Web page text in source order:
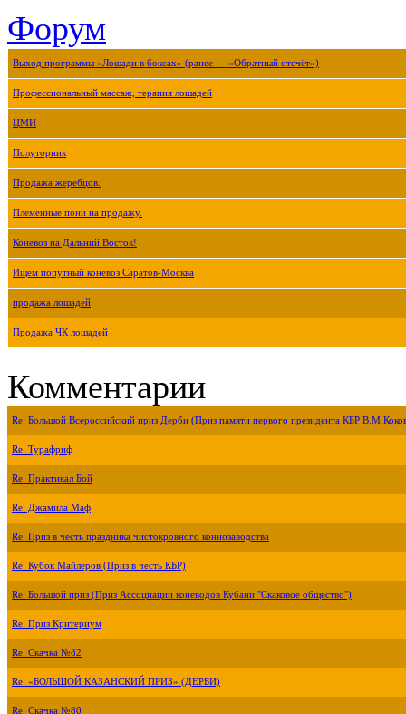
Форум
Выход программы «Лошади в боксах» (ранее — «Обратный отсчёт»)
Профессиональный массаж, терапия лошадей
ЦМИ
Полуторник
Продажа жеребцов.
Племенные пони на продажу.
Коневоз на Дальний Восток!
Ищем попутный коневоз Саратов-Москва
продажа лошадей
Продажа ЧК лошадей
Комментарии
Re: Большой Всероссийский приз Дерби (Приз памяти первого президента КБР
Re: Турафриф
Re: Практикал Бой
Re: Джамила Маф
Re: Приз в честь праздника чистокровного коннозаводства
Re: Кубок Майлеров (Приз в честь КБР)
Re: Большой приз (Приз Ассоциации коневодов Кубани "Скаковое общество")
Re: Приз Критериум
Re: Скачка №82
Re: «БОЛЬШОЙ КАЗАНСКИЙ ПРИЗ» (ДЕРБИ)
Re: Скачка №80